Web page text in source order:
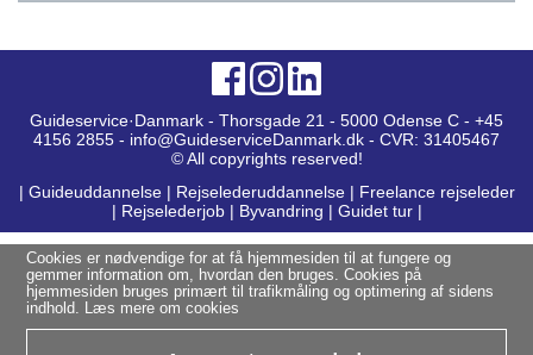
Guideservice·Danmark - Thorsgade 21 - 5000 Odense C - +45
4156 2855 - info@GuideserviceDanmark.dk - CVR: 31405467
© All copyrights reserved!
| Guideuddannelse | Rejselederuddannelse | Freelance rejseleder
| Rejselederjob| Byvandring | Guidet tur|
Cookies er nødvendige for at få hjemmesiden til at fungere og
gemmer information om, hvordan den bruges. Cookies på
hjemmesiden bruges primært til trafikmåling og optimering af sidens
indhold. Læs mere om cookies